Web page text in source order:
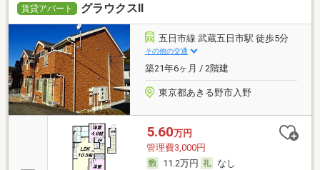
賃貸アパート グラウクスⅡ
五日市線 武蔵五日市駅 徒歩5分
その他の交通
築21年6ヶ月 / 2階建
東京都あきる野市入野
5.60万円
管理費3,000円
11.2万円
なし